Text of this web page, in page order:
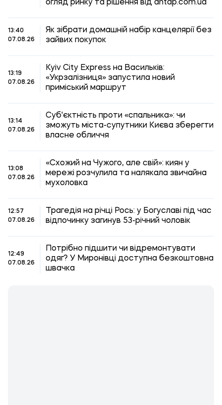
огляд ринку та рішення від antap.com.ua
13:40
07.08.26
Як зібрати домашній набір канцелярії без
зайвих покупок
13:19
07.08.26
Kyiv City Express на Васильків:
«Укрзалізниця» запустила новий
приміський маршрут
13:14
07.08.26
Суб'єктність проти «спальника»: чи
зможуть міста-супутники Києва зберегти
власне обличчя
13:08
07.08.26
«Схожий на Чужого, але свій»: киян у
мережі розчулила та налякала звичайна
мухоловка
12:57
07.08.26
Трагедія на річці Рось: у Богуславі під час
відпочинку загинув 53-річний чоловік
12:49
07.08.26
Потрібно підшити чи відремонтувати
одяг? У Миронівці доступна безкоштовна
швачка